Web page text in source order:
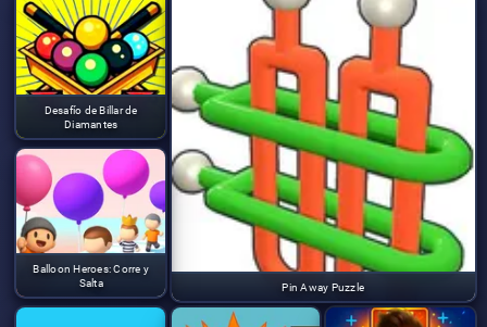
Desafío de Billar de
Diamantes
Pin Away Puzzle
Balloon Heroes: Corre y
Salta